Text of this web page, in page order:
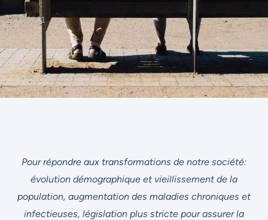
22/11/2021
Pour répondre aux transformations de notre société:
évolution démographique et vieillissement de la
population, augmentation des maladies chroniques et
infectieuses, législation plus stricte pour assurer la